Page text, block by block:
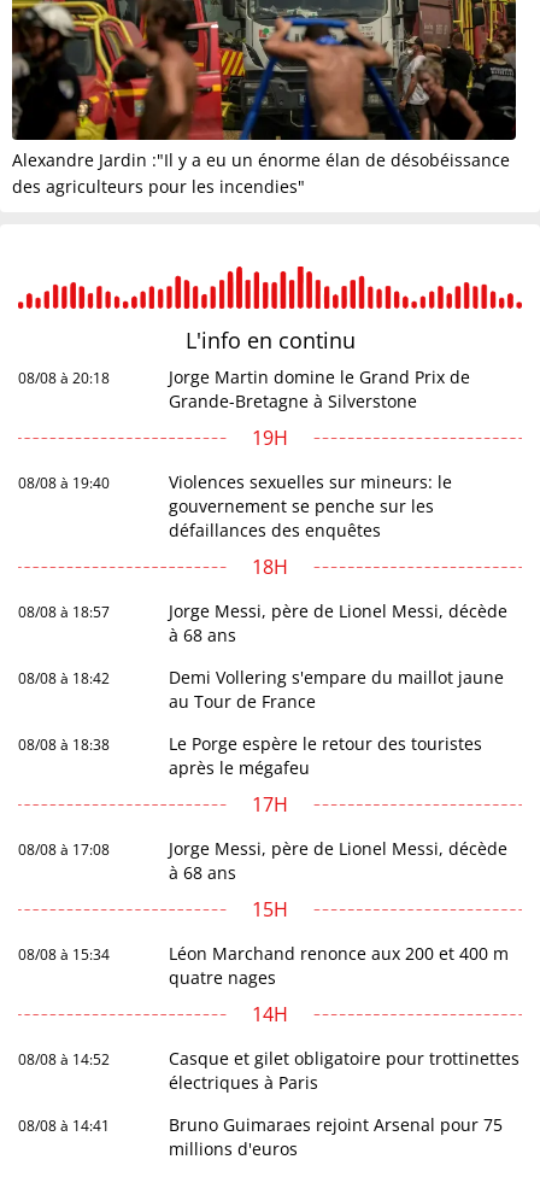
Alexandre Jardin :"Il y a eu un énorme élan de désobéissance
des agriculteurs pour les incendies"
L'info en continu
08/08 à 20:18
Jorge Martin domine le Grand Prix de
Grande-Bretagne à Silverstone
19H
08/08 à 19:40
Violences sexuelles sur mineurs: le
gouvernement se penche sur les
défaillances des enquêtes
18H
08/08 à 18:57
Jorge Messi, père de Lionel Messi, décède
à 68 ans
08/08 à 18:42
Demi Vollering s'empare du maillot jaune
au Tour de France
08/08 à 18:38
Le Porge espère le retour des touristes
après le mégafeu
17H
08/08 à 17:08
Jorge Messi, père de Lionel Messi, décède
à 68 ans
15H
08/08 à 15:34
Léon Marchand renonce aux 200 et 400 m
quatre nages
14H
08/08 à 14:52
Casque et gilet obligatoire pour trottinettes
électriques à Paris
08/08 à 14:41
Bruno Guimaraes rejoint Arsenal pour 75
millions d'euros